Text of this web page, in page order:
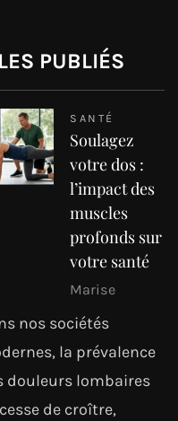
PUBLIÉS
SANTÉ
Soulagez
votre dos :
l’impact des
muscles
profonds sur
votre santé
Marise
nos sociétés
la prévalence
douleurs lombaires
de croître,